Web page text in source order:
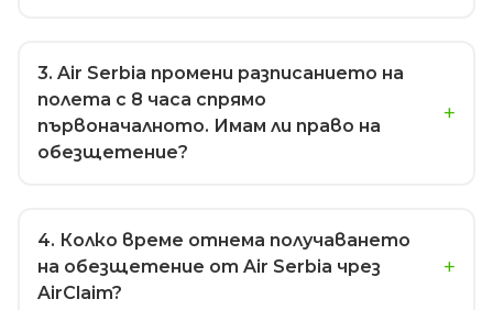
3. Air Serbia промени разписанието на
полета с 8 часа спрямо
първоначалното. Имам ли право на
обезщетение?
4. Колко време отнема получаването
на обезщетение от Air Serbia чрез
AirClaim?